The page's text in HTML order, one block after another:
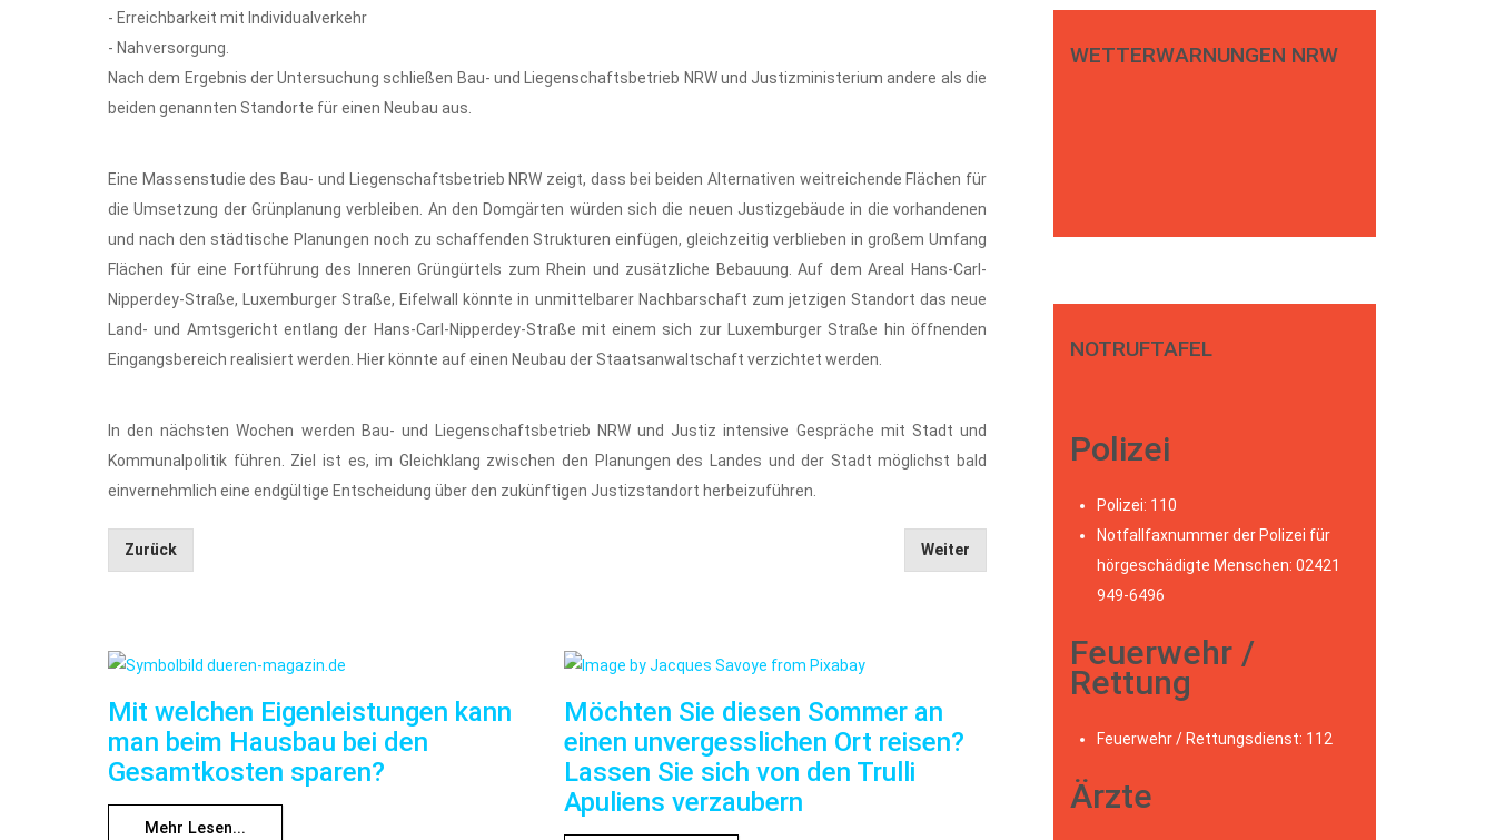
- Erreichbarkeit mit Individualverkehr
- Nahversorgung.
Nach dem Ergebnis der Untersuchung schließen Bau- und Liegenschaftsbetrieb NRW und Justizministerium andere als die
beiden genannten Standorte für einen Neubau aus.
Eine Massenstudie des Bau- und Liegenschaftsbetrieb NRW zeigt, dass bei beiden Alternativen weitreichende Flächen für
die Umsetzung der Grünplanung verbleiben. An den Domgärten würden sich die neuen Justizgebäude in die vorhandenen
und nach den städtische Planungen noch zu schaffenden Strukturen einfügen, gleichzeitig verblieben in großem Umfang
Flächen für eine Fortführung des Inneren Grüngürtels zum Rhein und zusätzliche Bebauung. Auf dem Areal Hans-Carl-
Nipperdey-Straße, Luxemburger Straße, Eifelwall könnte in unmittelbarer Nachbarschaft zum jetzigen Standort das neue
Land- und Amtsgericht entlang der Hans-Carl-Nipperdey-Straße mit einem sich zur Luxemburger Straße hin öffnenden
Eingangsbereich realisiert werden. Hier könnte auf einen Neubau der Staatsanwaltschaft verzichtet werden.
In den nächsten Wochen werden Bau- und Liegenschaftsbetrieb NRW und Justiz intensive Gespräche mit Stadt und
Kommunalpolitik führen. Ziel ist es, im Gleichklang zwischen den Planungen des Landes und der Stadt möglichst bald
einvernehmlich eine endgültige Entscheidung über den zukünftigen Justizstandort herbeizuführen.
Zurück Weiter
Mit welchen Eigenleistungen kann
man beim Hausbau bei den
Gesamtkosten sparen?
Mehr Lesen...
Möchten Sie diesen Sommer an
einen unvergesslichen Ort reisen?
Lassen Sie sich von den Trulli
Apuliens verzaubern
WETTERWARNUNGEN NRW
NOTRUFTAFEL
Polizei
Polizei: 110
Notfallfaxnummer der Polizei für
hörgeschädigte Menschen: 02421
949-6496
Feuerwehr /
Rettung
Feuerwehr / Rettungsdienst: 112
Ärzte